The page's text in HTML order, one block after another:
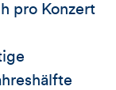
pro Konzert